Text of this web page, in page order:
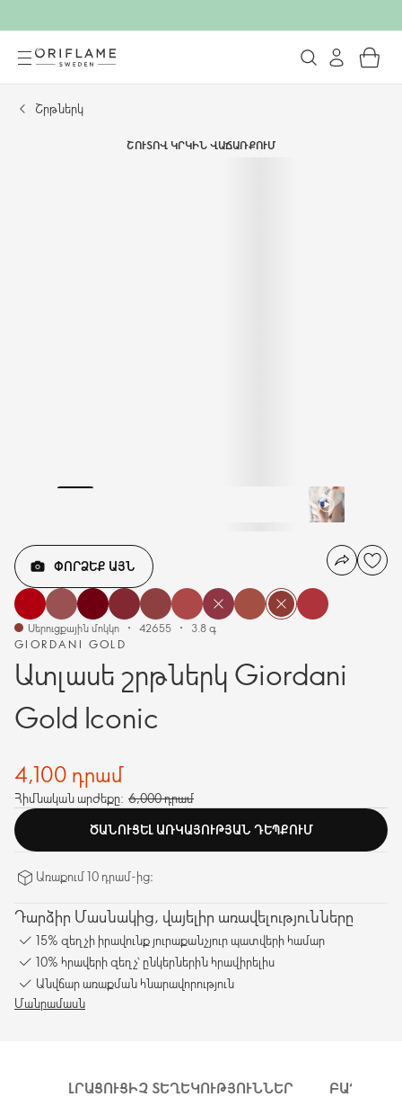
Շրթներկ
ՇՈՒՏՈՎ ԿՐԿԻՆ ՎԱՃԱՌՔՈՒՄ
GIORDANI GOLD
Ատլասե շրթներկ Giordani
Gold Iconic
ՓՈՐՁԵՔ ԱՅՆ
Սերուցքային մոկկո 42655 3.8 գ
4,100 դրամ
Հիմնական արժեքը: 6,000 դրամ
ԾԱՆՈՒՑԵԼ ԱՌԿԱՅՈՒԹՅԱՆ ԴԵՊՔՈՒՄ
Առաքում 10 դրամ-ից։
Դարձիր Մասնակից, վայելիր առավելությունները
15% զեղչի իրավունք յուրաքանչյուր պատվերի համար
10% հրավերի զեղչ՝ ընկերներին հրավիրելիս
Անվճար առաքման հնարավորություն
Մանրամասն
ԼՐԱՑՈՒՑԻՉ ՏԵՂԵԿՈՒԹՅՈՒՆՆԵՐ